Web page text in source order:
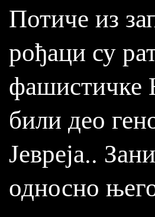
Потиче из
рођаци су
фашистичке
били део
Јевреја..
односно